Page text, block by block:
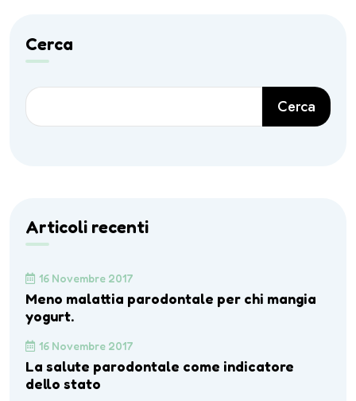
Cerca
Cerca
Articoli recenti
16 Novembre 2017
Meno malattia parodontale per chi mangia
yogurt.
16 Novembre 2017
La salute parodontale come indicatore
dello stato